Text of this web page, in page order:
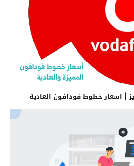
| اسعار خطوط فودافون العادية